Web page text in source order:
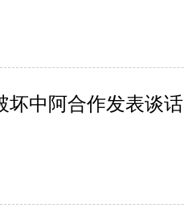
坏中阿合作发表谈话